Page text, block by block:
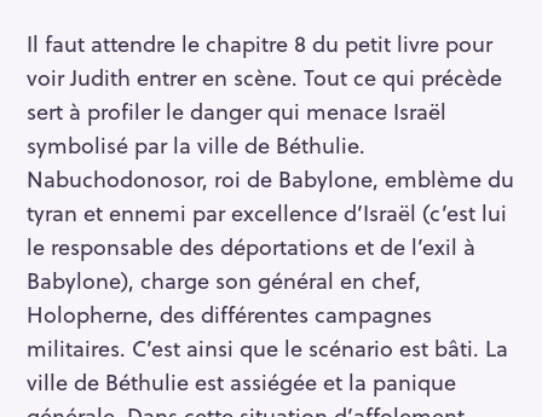
Il faut attendre le chapitre 8 du petit livre pour
voir Judith entrer en scène. Tout ce qui précède
sert à profiler le danger qui menace Israël
symbolisé par la ville de Béthulie.
Nabuchodonosor, roi de Babylone, emblème du
tyran et ennemi par excellence d’Israël (c’est lui
le responsable des déportations et de l’exil à
Babylone), charge son général en chef,
Holopherne, des différentes campagnes
militaires. C’est ainsi que le scénario est bâti. La
ville de Béthulie est assiégée et la panique